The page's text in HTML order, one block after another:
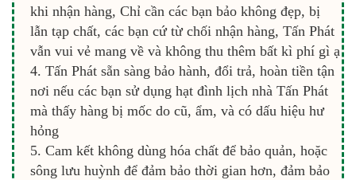
khi nhận hàng, Chỉ cần các bạn bảo không đẹp, bị
lẫn tạp chất, các bạn cứ từ chối nhận hàng, Tấn Phát
vẫn vui vẻ mang về và không thu thêm bất kì phí gì ạ
Tấn Phát sẵn sàng bảo hành, đổi trả, hoàn tiền tận
nơi nếu các bạn sử dụng hạt đình lịch nhà Tấn Phát
mà thấy hàng bị mốc do cũ, ẩm, và có dấu hiệu hư
hỏng
Cam kết không dùng hóa chất để bảo quản, hoặc
sông lưu huỳnh để đảm bảo thời gian hơn, đảm bảo